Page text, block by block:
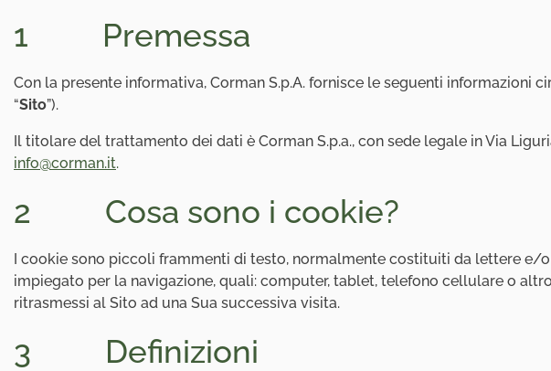
acquistare
1 Premessa
Con la presente informativa, Corman S.p.A. fornisce le seguenti
“Sito”).
Il titolare del trattamento dei dati è Corman S.p.a., con sede legale in Via
info@corman.it.
2 Cosa sono i cookie?
I cookie sono piccoli frammenti di testo, normalmente costituiti da lettere e/
impiegato per la navigazione, quali: computer, tablet, telefono cellulare o
ritrasmessi al Sito ad una Sua successiva visita.
3 Definizioni